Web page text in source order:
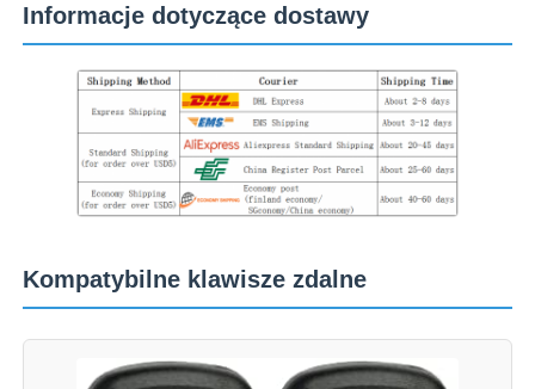
Frez kątowy jednostronny
programista kluczy samochodowych
chip transpondera
Automat do dorabiania kluczy
KEYDIY Inteligentny klucz
Informacje dotyczące dostawy
Kompatybilne klawisze zdalne